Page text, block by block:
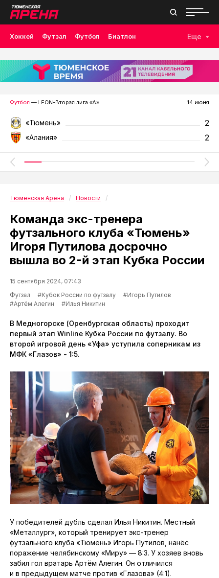
Хоккей Футзал Футбол Биатлон
Лыжные гонки Волейбол Плавание Дзюдо
Скалолазание Велоспорт Бокс
Еще
Футбол — LEON-Вторая лига «А» 14 июня
«Тюмень» 2
«Алания» 2
Тюменская Арена Новости
Команда экс-тренера
футзального клуба «Тюмень»
Игоря Путилова досрочно
вышла во 2-й этап Кубка России
15 сентября 2024, 07:43
Футзал
#Кубок России по футзалу
#Игорь Путилов
#Артём Алегин
#Илья Никитин
В Медногорске (Оренбургская область) проходит
первый этап Winline Кубка России по футзалу. Во
второй игровой день «Уфа» уступила соперникам из
МФК «Глазов» - 1:5.
У победителей дубль сделал Илья Никитин. Местный
«Металлург», который тренирует экс-тренер
футзального клуба «Тюмень» Игорь Путилов, нанёс
поражение челябинскому «Миру» — 8:3. У хозяев вновь
забил гол вратарь Артём Алегин. Он отличился
и в предыдущем матче против «Глазова» (4:1).